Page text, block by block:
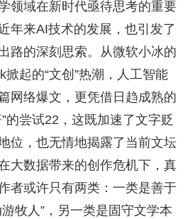
领域在新时代亟待思考的重要
年来AI技术的发展，也引发了
路的深刻思索。从微软小冰的
起的“文创”热潮，人工智能
网络爆文，更凭借日趋成熟的
的尝试22，这既加速了文字贬
位，也无情地揭露了当前文坛
大数据带来的创作危机下，真
者或许只有两类：一类是善于
牧人”，另一类是固守文学本